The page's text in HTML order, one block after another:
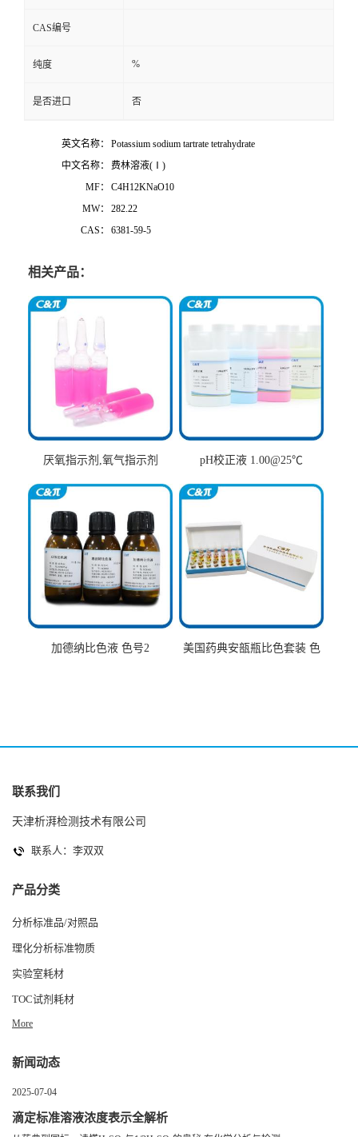
CAS编号
纯度 %
是否进口 否
英文名称：
Potassium sodium tartrate tetrahydrate
中文名称：
费林溶液(Ⅰ)
MF：
C4H12KNaO10
MW：
282.22
CAS：
6381-59-5
相关产品：
厌氧指示剂,氧气指示剂 pH校正液 1.00@25℃
加德纳比色液 色号2
美国药典安瓿瓶比色套装 色
联系我们
天津析湃检测技术有限公司
联系人：李双双
产品分类
分析标准品/对照品
理化分析标准物质
实验室耗材
TOC试剂耗材
More
新闻动态
2025-07-04
滴定标准溶液浓度表示全解析